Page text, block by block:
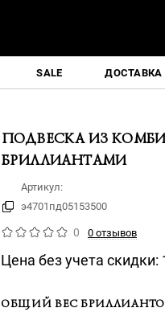
SALE ДОСТАВКА
ПОДВЕСКА ИЗ
БРИЛЛИАНТАМИ
Артикул:
э4701пд05153500
0 0 отзывов
Цена без учета скидки:
ОБЩИЙ ВЕС